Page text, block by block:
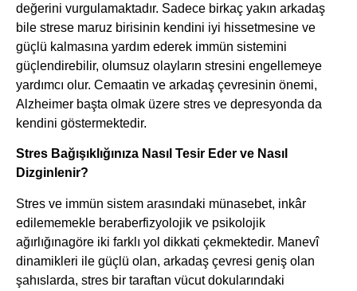
değerini vurgulamaktadır. Sadece birkaç yakın arkadaş
bile strese maruz birisinin kendini iyi hissetmesine ve
güçlü kalmasına yardım ederek immün sistemini
güçlendirebilir, olumsuz olayların stresini engellemeye
yardımcı olur. Cemaatin ve arkadaş çevresinin önemi,
Alzheimer başta olmak üzere stres ve depresyonda da
kendini göstermektedir.
Stres Bağışıklığınıza Nasıl Tesir Eder ve Nasıl
Dizginlenir?
Stres ve immün sistem arasındaki münasebet, inkâr
edilememekle beraberfizyolojik ve psikolojik
ağırlığınagöre iki farklı yol dikkati çekmektedir. Manevî
dinamikleri ile güçlü olan, arkadaş çevresi geniş olan
şahıslarda, stres bir taraftan vücut dokularındaki